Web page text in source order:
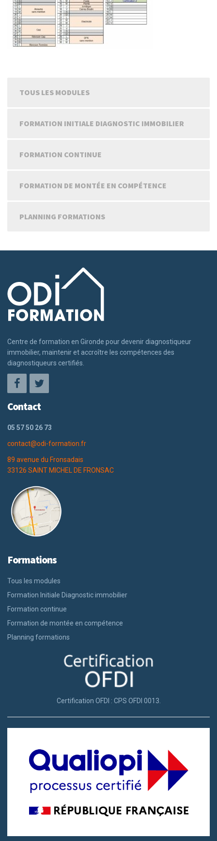
TOUS LES MODULES
FORMATION INITIALE DIAGNOSTIC IMMOBILIER
FORMATION CONTINUE
FORMATION DE MONTÉE EN COMPÉTENCE
PLANNING FORMATIONS
Centre de formation en Gironde pour devenir diagnostiqueur
immobilier, maintenir et accroître les compétences des
diagnostiqueurs certifiés.
Contact
05 57 50 26 73
contact@odi-formation.fr
89 avenue du Fronsadais
33126 SAINT MICHEL DE FRONSAC
Formations
Tous les modules
Formation Initiale Diagnostic immobilier
Formation continue
Formation de montée en compétence
Planning formations
Certification OFDI : CPS OFDI 0013.